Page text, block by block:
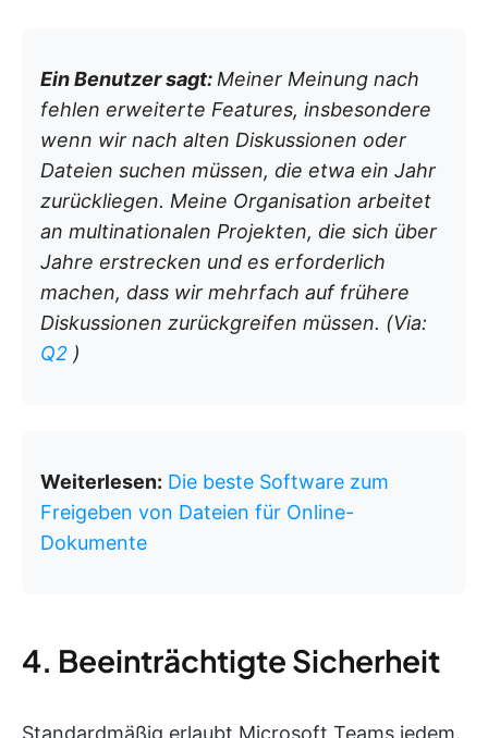
Ein Benutzer sagt: Meiner Meinung nach
fehlen erweiterte Features, insbesondere
wenn wir nach alten Diskussionen oder
Dateien suchen müssen, die etwa ein Jahr
zurückliegen. Meine Organisation arbeitet
an multinationalen Projekten, die sich über
Jahre erstrecken und es erforderlich
machen, dass wir mehrfach auf frühere
Diskussionen zurückgreifen müssen. (Via:
Q2 )
Weiterlesen: Die beste Software zum
Freigeben von Dateien für Online-
Dokumente
4. Beeinträchtigte Sicherheit
Standardmäßig erlaubt Microsoft Teams jedem,